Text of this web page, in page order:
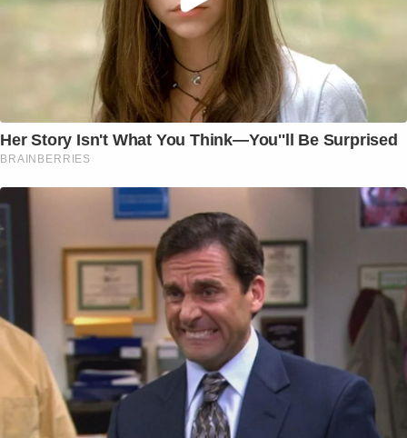
Her Story Isn't What You Think—You''ll Be Surprised
BRAINBERRIES